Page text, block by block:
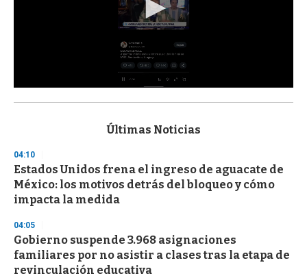
s
d
s
o
f
3
s
e
c
o
n
Últimas Noticias
04:10
Estados Unidos frena el ingreso de aguacate de
México: los motivos detrás del bloqueo y cómo
impacta la medida
04:05
Gobierno suspende 3.968 asignaciones
familiares por no asistir a clases tras la etapa de
revinculación educativa